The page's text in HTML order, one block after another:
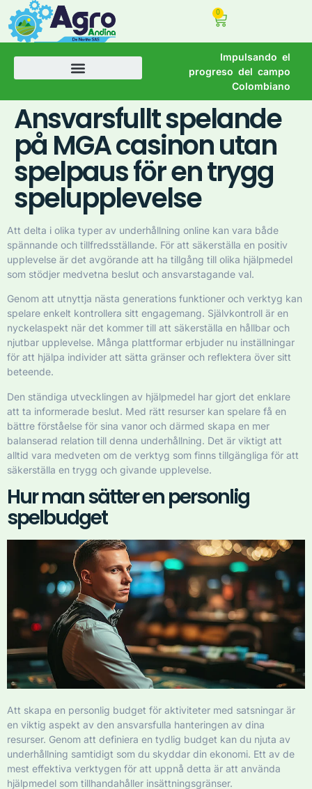
0
Impulsando el
progreso del campo
Colombiano
Ansvarsfullt spelande
på MGA casinon utan
spelpaus för en trygg
spelupplevelse
Att delta i olika typer av underhållning online kan vara både
spännande och tillfredsställande. För att säkerställa en positiv
upplevelse är det avgörande att ha tillgång till olika hjälpmedel
som stödjer medvetna beslut och ansvarstagande val.
Genom att utnyttja nästa generations funktioner och verktyg kan
spelare enkelt kontrollera sitt engagemang. Självkontroll är en
nyckelaspekt när det kommer till att säkerställa en hållbar och
njutbar upplevelse. Många plattformar erbjuder nu inställningar
för att hjälpa individer att sätta gränser och reflektera över sitt
beteende.
Den ständiga utvecklingen av hjälpmedel har gjort det enklare
att ta informerade beslut. Med rätt resurser kan spelare få en
bättre förståelse för sina vanor och därmed skapa en mer
balanserad relation till denna underhållning. Det är viktigt att
alltid vara medveten om de verktyg som finns tillgängliga för att
säkerställa en trygg och givande upplevelse.
Hur man sätter en personlig
spelbudget
Att skapa en personlig budget för aktiviteter med satsningar är
en viktig aspekt av den ansvarsfulla hanteringen av dina
resurser. Genom att definiera en tydlig budget kan du njuta av
underhållning samtidigt som du skyddar din ekonomi. Ett av de
mest effektiva verktygen för att uppnå detta är att använda
hjälpmedel som tillhandahåller insättningsgränser.